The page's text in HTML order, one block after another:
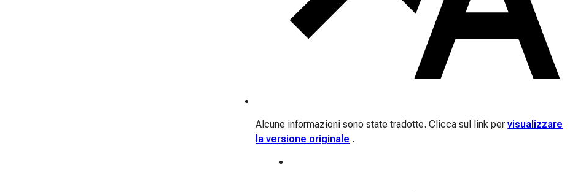
Alcune informazioni sono state tradotte. Clicca sul link pervisualizzare
la versione originale .